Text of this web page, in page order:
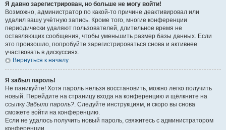
Я давно зарегистрирован, но больше не могу войти!
Возможно, администратор по какой-то причине деактивировал или
удалил вашу учётную запись. Кроме того, многие конференции
периодически удаляют пользователей, длительное время не
оставляющих сообщения, чтобы уменьшить размер базы данных. Если
это произошло, попробуйте зарегистрироваться снова и активнее
участвовать в дискуссиях.
Вернуться к началу
Я забыл пароль!
Не паникуйте! Хотя пароль нельзя восстановить, можно легко получить
новый. Перейдите на страницу входа на конференцию и щёлкните на
ссылку Забыли пароль?. Следуйте инструкциям, и скоро вы снова
сможете войти на конференцию.
Если не удалось получить новый пароль, свяжитесь с администратором